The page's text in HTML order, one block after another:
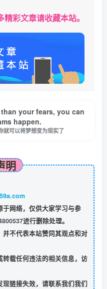
彩文章请收藏本站。
your fears, you can
happen.
就可以将梦想变为现实了
明
网络，仅供大家学习与参
进行删除处理。
不代表本站赞同其观点和对
载任何违法的相关信息，访
链接失效，请联系我们我们